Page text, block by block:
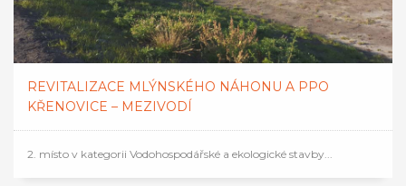
REVITALIZACE MLÝNSKÉHO NÁHONU A PPO
KŘENOVICE – MEZIVODÍ
2. místo v kategorii Vodohospodářské a ekologické stavby...